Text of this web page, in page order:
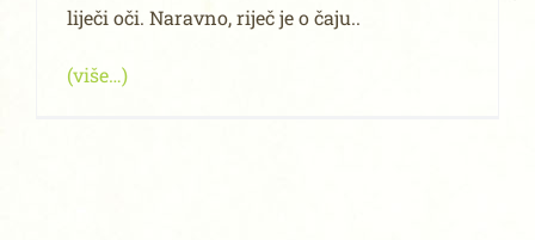
liječi oči. Naravno, riječ je o čaju..
(više…)